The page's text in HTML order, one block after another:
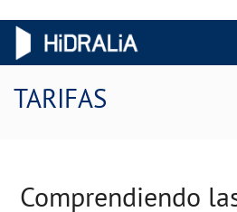
TARIFAS
Comprendiendo